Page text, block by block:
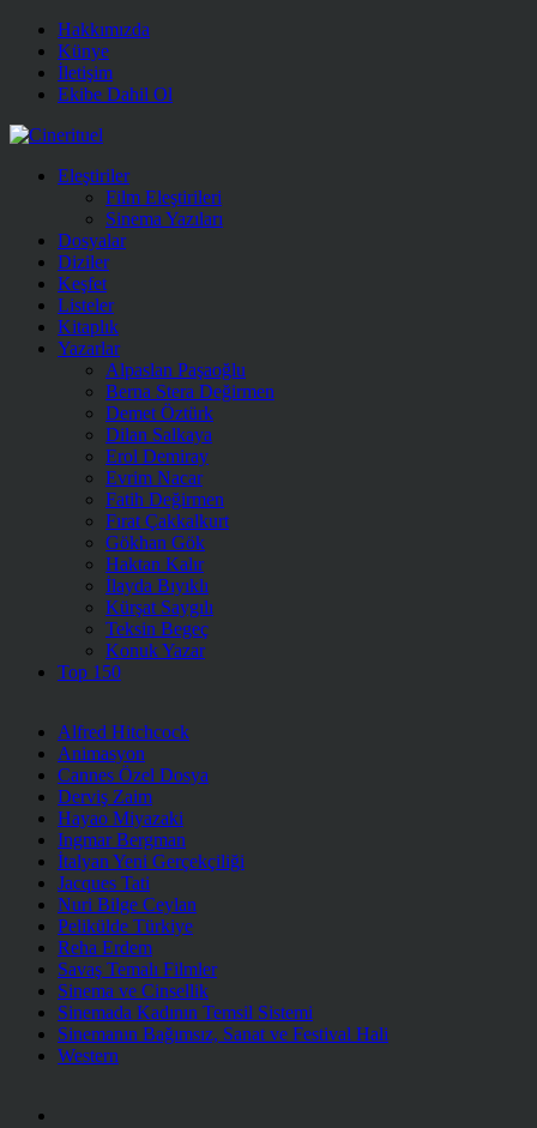
Hakkımızda
Künye
İletişim
Ekibe Dahil Ol
Eleştiriler
Film Eleştirileri
Sinema Yazıları
Dosyalar
Diziler
Keşfet
Listeler
Kitaplık
Yazarlar
Alpaslan Paşaoğlu
Berna Stera Değirmen
Demet Öztürk
Dilan Salkaya
Erol Demiray
Evrim Nacar
Fatih Değirmen
Fırat Çakkalkurt
Gökhan Gök
Haktan Kalır
İlayda Bıyıklı
Kürşat Saygılı
Teksin Begeç
Konuk Yazar
Top 150
Alfred Hitchcock
Animasyon
Cannes Özel Dosya
Derviş Zaim
Hayao Miyazaki
Ingmar Bergman
İtalyan Yeni Gerçekçiliği
Jacques Tati
Nuri Bilge Ceylan
Pelikülde Türkiye
Reha Erdem
Savaş Temalı Filmler
Sinema ve Cinsellik
Sinemada Kadının Temsil Sistemi
Sinemanın Bağımsız, Sanat ve Festival Hali
Western